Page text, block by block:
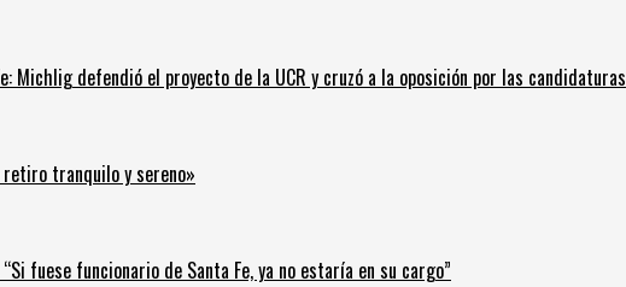
Michlig defendió el proyecto de la UCR y cruzó a la oposición por las candidaturas
retiro tranquilo y sereno»
fuese funcionario de Santa Fe, ya no estaría en su cargo”